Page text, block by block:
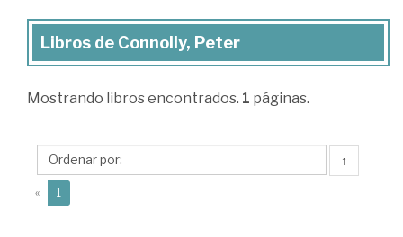
Libros
Connolly,
Libros de Connolly, Peter
Mostrando libros encontrados. 1 páginas.
↑
« 1